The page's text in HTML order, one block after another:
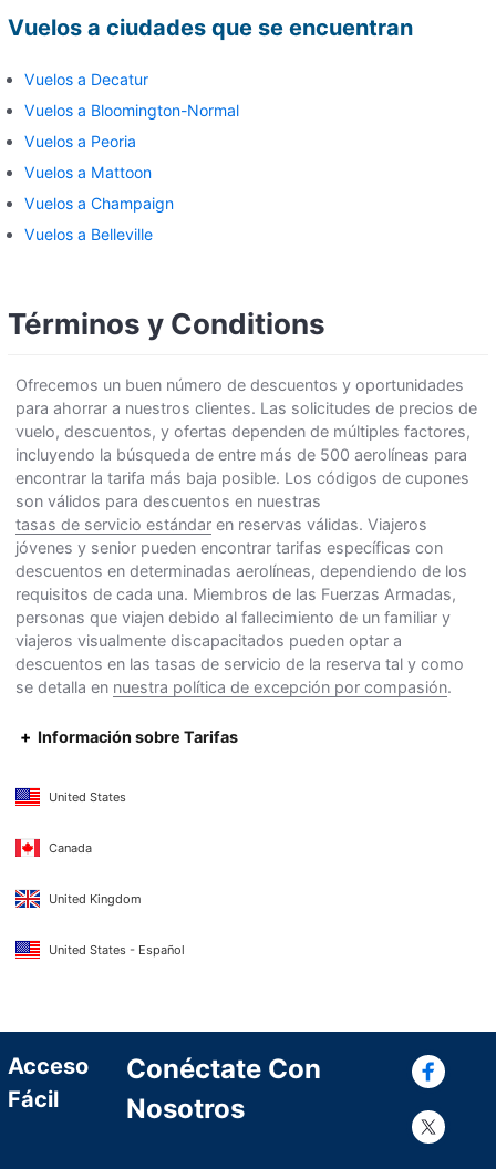
Vuelos a ciudades que se encuentran
Vuelos a Decatur
Vuelos a Bloomington-Normal
Vuelos a Peoria
Vuelos a Mattoon
Vuelos a Champaign
Vuelos a Belleville
Términos y Conditions
Ofrecemos un buen número de descuentos y oportunidades
para ahorrar a nuestros clientes. Las solicitudes de precios de
vuelo, descuentos, y ofertas dependen de múltiples factores,
incluyendo la búsqueda de entre más de 500 aerolíneas para
encontrar la tarifa más baja posible. Los códigos de cupones
son válidos para descuentos en nuestras
tasas de servicio estándar en reservas válidas. Viajeros
jóvenes y senior pueden encontrar tarifas específicas con
descuentos en determinadas aerolíneas, dependiendo de los
requisitos de cada una. Miembros de las Fuerzas Armadas,
personas que viajen debido al fallecimiento de un familiar y
viajeros visualmente discapacitados pueden optar a
descuentos en las tasas de servicio de la reserva tal y como
se detalla en nuestra política de excepción por compasión.
Información sobre Tarifas
United States
Canada
United Kingdom
United States - Español
Acceso
Fácil
Conéctate Con
Nosotros